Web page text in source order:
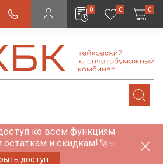
0 0 0
ко всем функциям
остаткам и скидкам! 🚀✨
доступ